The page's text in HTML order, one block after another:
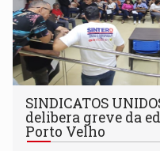
SINDICATOS
delibera greve da
Porto Velho